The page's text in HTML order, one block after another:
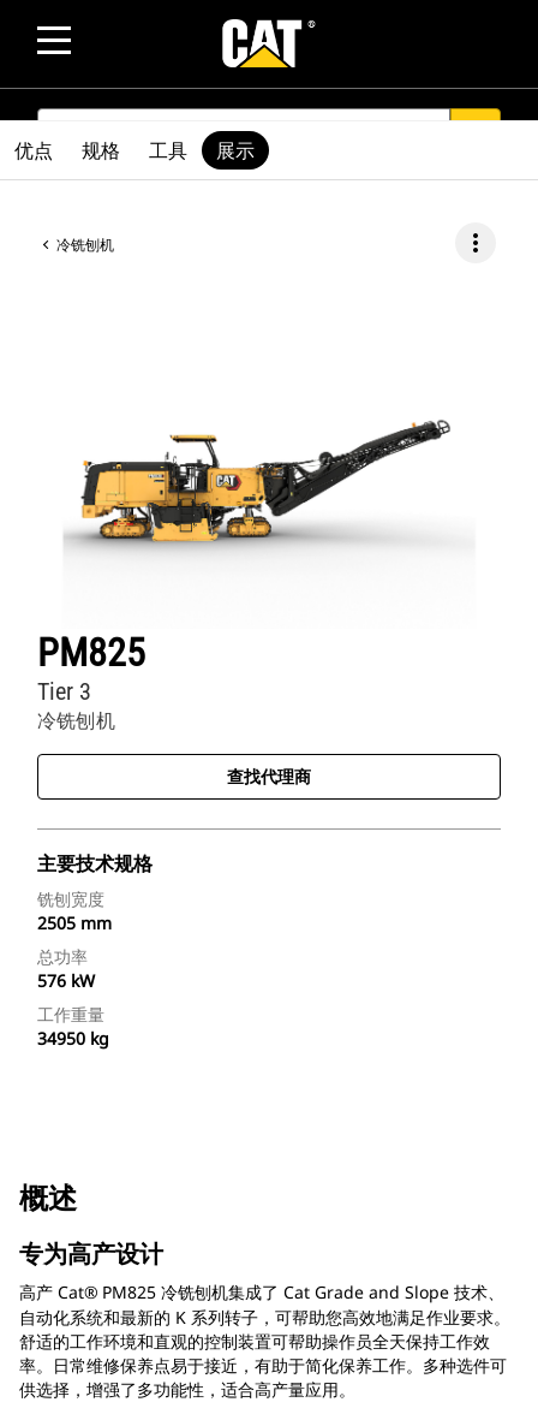
SEARCH
冷铣刨机 more_vert
PM825
冷铣刨机
Tier 3
查找代理商
主要技术规格
铣刨宽度
2505 mm
总功率
576 kW
工作重量
34950 kg
优点 规格 工具 展示
概述
专为高产设计
高产 Cat® PM825 冷铣刨机集成了 Cat Grade and Slope 技术、
自动化系统和最新的 K 系列转子，可帮助您高效地满足作业要求。
舒适的工作环境和直观的控制装置可帮助操作员全天保持工作效
率。日常维修保养点易于接近，有助于简化保养工作。多种选件可
供选择，增强了多功能性，适合高产量应用。